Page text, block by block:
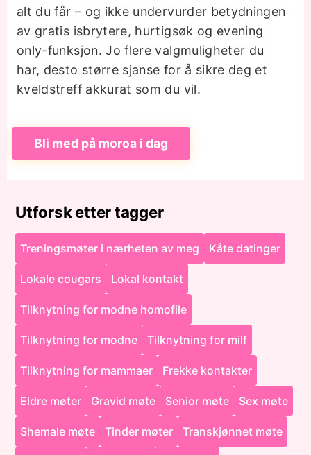
alt du får – og ikke undervurder betydningen
av gratis isbrytere, hurtigsøk og evening
only-funksjon. Jo flere valgmuligheter du
har, desto større sjanse for å sikre deg et
kveldstreff akkurat som du vil.
Bli med på moroa i dag
Utforsk etter tagger
Treningsmøter i nærheten av meg Kåte datinger
Lokale cougars Lokal kontakt
Tilknytning for modne homofile
Tilknytning for modne Tilknytning for milf
Tilknytning for mammaer Frekke kontakter
Eldre møter Gravid møte Senior møte Sex møte
Shemale møte Tinder møter Transkjønnet møte